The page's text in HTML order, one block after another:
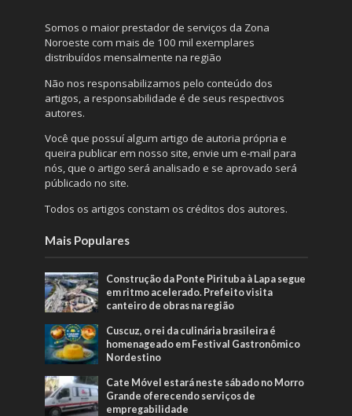
Somos o maior prestador de serviços da Zona
Noroeste com mais de 100 mil exemplares
distribuídos mensalmente na região
Não nos responsabilizamos pelo conteúdo dos
artigos, a responsabilidade é de seus respectivos
autores.
Você que possuí algum artigo de autoria própria e
queira publicar em nosso site, envie um e-mail para
nós, que o artigo será analisado e se aprovado será
públicado no site.
Todos os artigos constam os créditos dos autores.
Mais Populares
Construção da Ponte Pirituba à Lapa segue
em ritmo acelerado. Prefeito visita
canteiro de obras na região
Cuscuz, o rei da culinária brasileira é
homenageado em Festival Gastronômico
Nordestino
Cate Móvel estará neste sábado no Morro
Grande oferecendo serviços de
empregabilidade